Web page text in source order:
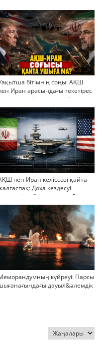
бітімнің соңы: АҚШ
Иран арасындағы текетірес
неліктен қайта ушықты?
пен Иран келіссөзі қайта
Доха кездесуі
шиеленісті бәсеңдете ме?
күйреуі: Парсы
дауыл&әлемдік
тәртіптің сын сағаты соғып тұр